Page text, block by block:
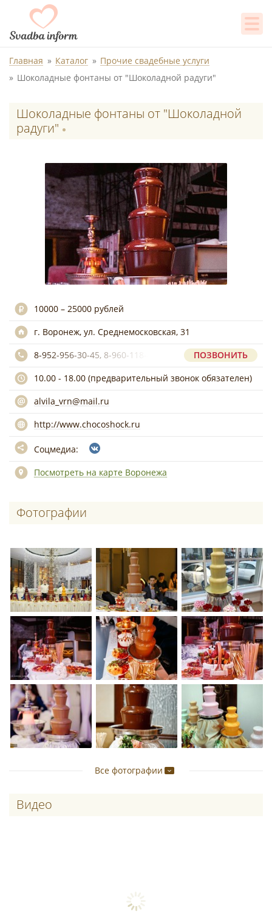
Главная Каталог
Прочие свадебные услуги
Шоколадные фонтаны от "Шоколадной радуги"
Шоколадные фонтаны от "Шоколадной
радуги"
10000 – 25000 рублей
г. Воронеж, ул. Среднемосковская, 31
8-952-956-30-45, 8-960-118-40-84
ПОЗВОНИТЬ
10.00 - 18.00 (предварительный звонок обязателен)
alvila_vrn@mail.ru
http://www.chocoshock.ru
Соцмедиа:
Посмотреть на карте Воронежа
Фотографии
Все фотографии
Видео